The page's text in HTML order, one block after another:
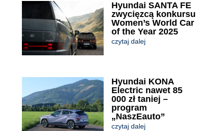
Hyundai SANTA FE
zwycięzcą konkursu
Women’s World Car
of the Year 2025
czytaj dalej
Hyundai KONA
Electric nawet 85
000 zł taniej –
program
„NaszEauto”
czytaj dalej